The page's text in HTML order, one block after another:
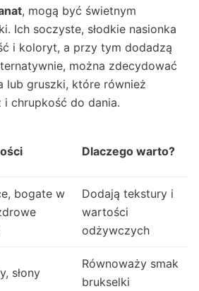
, mogą być świetnym
Ich soczyste, słodkie nasionka
i koloryt, a przy tym dodadzą
można zdecydować
lub gruszki, które również
i chrupkość do dania.
Dlaczego warto?
bogate w
Dodają tekstury i
wartości
odżywczych
słony
Równoważy smak
brukselki